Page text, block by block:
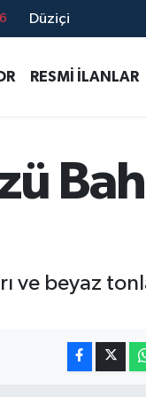
Düziçi
RESMİ İLANLAR
ve beyaz